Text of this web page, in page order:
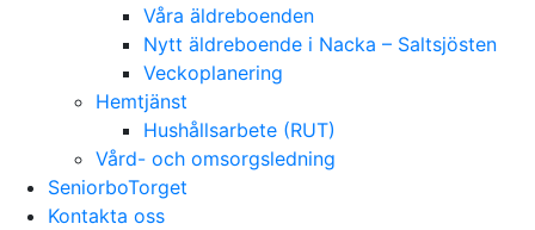
Våra äldreboenden
Nytt äldreboende i Nacka – Saltsjösten
Veckoplanering
Hemtjänst
Hushållsarbete (RUT)
Vård- och omsorgsledning
SeniorboTorget
Kontakta oss